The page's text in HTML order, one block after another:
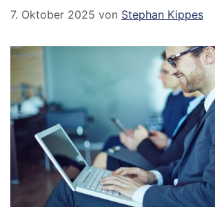
7. Oktober 2025 von Stephan Kippes